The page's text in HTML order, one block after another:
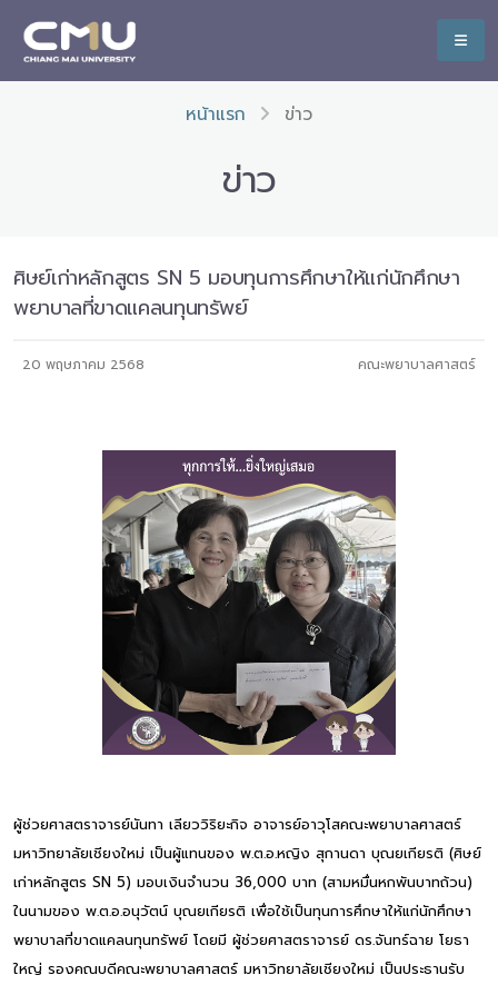
หน้าแรก ข่าว
ข่าว
ศิษย์เก่าหลักสูตร SN 5 มอบทุนการศึกษาให้แก่นักศึกษา
พยาบาลที่ขาดแคลนทุนทรัพย์
20 พฤษภาคม 2568 คณะพยาบาลศาสตร์
ผู้ช่วยศาสตราจารย์นันทา เลียววิริยะกิจ อาจารย์อาวุโสคณะพยาบาลศาสตร์
มหาวิทยาลัยเชียงใหม่ เป็นผู้แทนของ พ.ต.อ.หญิง สุกานดา บุณยเกียรติ (ศิษย์
เก่าหลักสูตร SN 5) มอบเงินจำนวน 36,000 บาท (สามหมื่นหกพันบาทถ้วน)
ในนามของ พ.ต.อ.อนุวัตน์ บุณยเกียรติ เพื่อใช้เป็นทุนการศึกษาให้แก่นักศึกษา
พยาบาลที่ขาดแคลนทุนทรัพย์ โดยมี ผู้ช่วยศาสตราจารย์ ดร.จันทร์ฉาย โยธา
ใหญ่ รองคณบดีคณะพยาบาลศาสตร์ มหาวิทยาลัยเชียงใหม่ เป็นประธานรับ